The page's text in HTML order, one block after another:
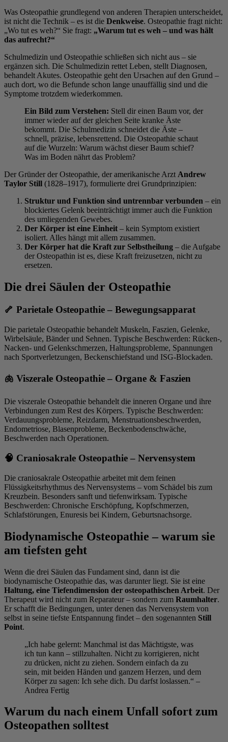
Was Osteopathie grundlegend von anderen Therapien unterscheidet,
ist nicht die Technik – es ist die Denkweise. Osteopathie fragt nicht:
„Wo tut es weh?“ Sie fragt: „Warum tut es weh – und was hält
das aufrecht?“
Schulmedizin und Osteopathie schließen sich nicht aus – sie
ergänzen sich. Die Schulmedizin rettet Leben, stellt Diagnosen,
behandelt Akutes. Osteopathie geht den Ursachen auf den Grund –
auch dort, wo die Befunde schon lange unauffällig sind und die
Symptome trotzdem wiederkommen.
Ein Bild zum Verstehen: Stell dir einen Baum vor, der
immer wieder auf der gleichen Seite kranke Äste
bekommt. Die Schulmedizin schneidet die Äste –
schnell, präzise, lebensrettend. Die Osteopathie schaut
auf die Wurzeln: Warum wächst dieser Baum schief?
Was im Boden nährt das Problem?
Der Gründer der Osteopathie, der amerikanische Arzt Andrew
Taylor Still (1828–1917), formulierte drei Grundprinzipien:
Struktur und Funktion sind untrennbar verbunden – ein
blockiertes Gelenk beeinträchtigt immer auch die Funktion
des umliegenden Gewebes.
Der Körper ist eine Einheit – kein Symptom existiert
isoliert. Alles hängt mit allem zusammen.
Der Körper hat die Kraft zur Selbstheilung – die Aufgabe
der Osteopathin ist es, diese Kraft freizusetzen, nicht zu
ersetzen.
Die drei Säulen der Osteopathie
🦴 Parietale Osteopathie – Bewegungsapparat
Die parietale Osteopathie behandelt Muskeln, Faszien, Gelenke,
Wirbelsäule, Bänder und Sehnen. Typische Beschwerden: Rücken-,
Nacken- und Gelenkschmerzen, Haltungsprobleme, Spannungen
nach Sportverletzungen, Beckenschiefstand und ISG-Blockaden.
🫁 Viszerale Osteopathie – Organe & Faszien
Die viszerale Osteopathie behandelt die inneren Organe und ihre
Verbindungen zum Rest des Körpers. Typische Beschwerden:
Verdauungsprobleme, Reizdarm, Menstruationsbeschwerden,
Endometriose, Blasenprobleme, Beckenbodenschwäche,
Beschwerden nach Operationen.
🧠 Craniosakrale Osteopathie – Nervensystem
Die craniosakrale Osteopathie arbeitet mit dem feinen
Flüssigkeitsrhythmus des Nervensystems – vom Schädel bis zum
Kreuzbein. Besonders sanft und tiefenwirksam. Typische
Beschwerden: Chronische Erschöpfung, Kopfschmerzen,
Schlafstörungen, Enuresis bei Kindern, Geburtsnachsorge.
Biodynamische Osteopathie – warum sie
am tiefsten geht
Wenn die drei Säulen das Fundament sind, dann ist die
biodynamische Osteopathie das, was darunter liegt. Sie ist eine
Haltung, eine Tiefendimension der osteopathischen Arbeit. Der
Therapeut wird nicht zum Reparateur – sondern zum Raumhalter.
Er schafft die Bedingungen, unter denen das Nervensystem von
selbst in seine tiefste Entspannung findet – den sogenannten Still
Point.
„Ich habe gelernt: Manchmal ist das Mächtigste, was
ich tun kann – stillzuhalten. Nicht zu korrigieren, nicht
zu drücken, nicht zu ziehen. Sondern einfach da zu
sein, mit beiden Händen und ganzem Herzen, und dem
Körper zu sagen: Ich sehe dich. Du darfst loslassen.“ –
Andrea Fertig
Warum du nach einem Unfall sofort zum
Osteopathen solltest